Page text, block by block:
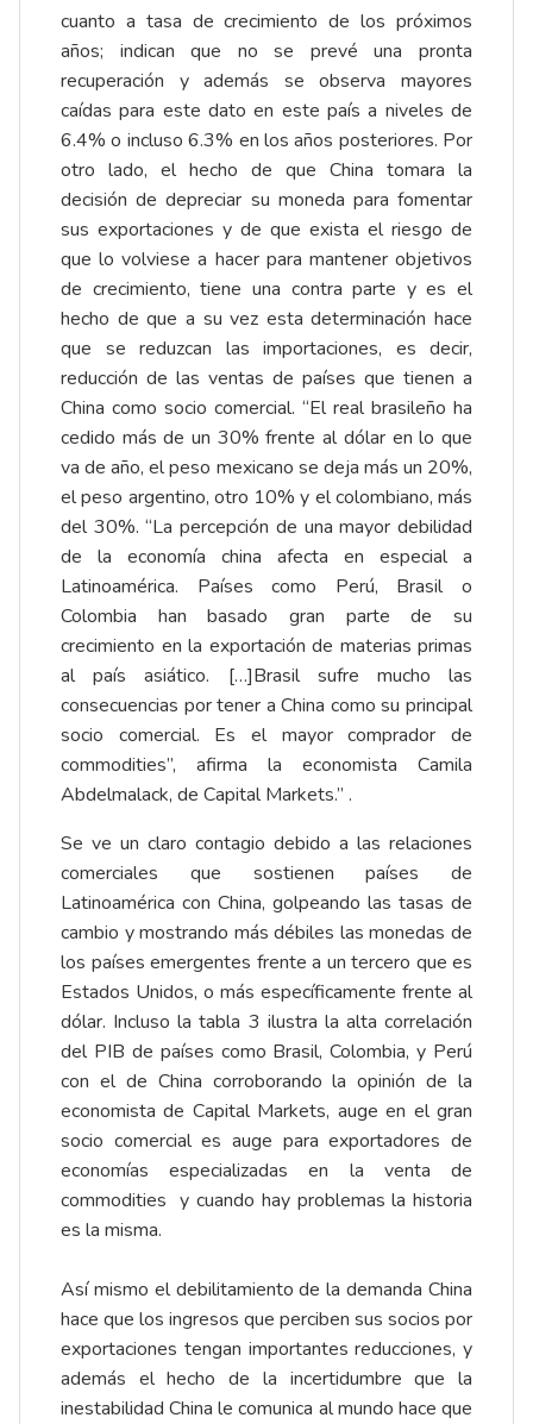
cuanto a tasa de crecimiento de los próximos
años; indican que no se prevé una pronta
recuperación y además se observa mayores
caídas para este dato en este país a niveles de
6.4% o incluso 6.3% en los años posteriores. Por
otro lado, el hecho de que China tomara la
decisión de depreciar su moneda para fomentar
sus exportaciones y de que exista el riesgo de
que lo volviese a hacer para mantener objetivos
de crecimiento, tiene una contra parte y es el
hecho de que a su vez esta determinación hace
que se reduzcan las importaciones, es decir,
reducción de las ventas de países que tienen a
China como socio comercial. “El real brasileño ha
cedido más de un 30% frente al dólar en lo que
va de año, el peso mexicano se deja más un 20%,
el peso argentino, otro 10% y el colombiano, más
del 30%. “La percepción de una mayor debilidad
de la economía china afecta en especial a
Latinoamérica. Países como Perú, Brasil o
Colombia han basado gran parte de su
crecimiento en la exportación de materias primas
al país asiático. […]Brasil sufre mucho las
consecuencias por tener a China como su principal
socio comercial. Es el mayor comprador de
commodities”, afirma la economista Camila
Abdelmalack, de Capital Markets.” .
Se ve un claro contagio debido a las relaciones
comerciales que sostienen países de
Latinoamérica con China, golpeando las tasas de
cambio y mostrando más débiles las monedas de
los países emergentes frente a un tercero que es
Estados Unidos, o más específicamente frente al
dólar. Incluso la tabla 3 ilustra la alta correlación
del PIB de países como Brasil, Colombia, y Perú
con el de China corroborando la opinión de la
economista de Capital Markets, auge en el gran
socio comercial es auge para exportadores de
economías especializadas en la venta de
commodities y cuando hay problemas la historia
es la misma.
Así mismo el debilitamiento de la demanda China
hace que los ingresos que perciben sus socios por
exportaciones tengan importantes reducciones, y
además el hecho de la incertidumbre que la
inestabilidad China le comunica al mundo hace que